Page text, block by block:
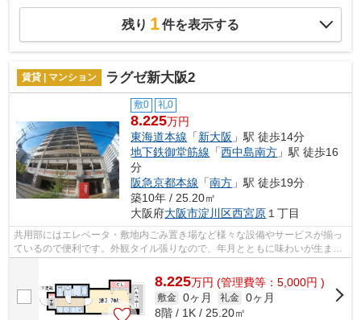
残り 1件を表示する
賃貸 | マンション ラグゼ新大阪2
敷0 礼0
8.225万円
東海道本線 「新大阪 」駅 徒歩14分
地下鉄御堂筋線 「西中島南方 」駅 徒歩16
分
阪急京都本線 「南方 」駅 徒歩19分
築10年 / 25.20㎡
大阪府大阪市淀川区西宮原１丁目
共用部にはエレベータ・敷地内ごみ置き場など様々な設備やサービスが揃っ
ているので便利です。外観タイル張りなので、年月とともに味わいが生まれ
8.225万円 (管理費等：5,000円 )
敷金 0ヶ月 礼金 0ヶ月
8階 / 1K / 25.20㎡